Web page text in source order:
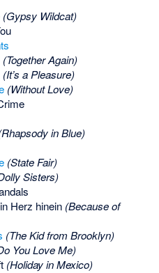
(Gypsy Wildcat)
(Together Again)
(It’s a Pleasure)
(Without Love)
in Blue)
(State Fair)
Sisters)
Herz hinein (Because of
(The Kid from Brooklyn)
You Love Me)
(Holiday in Mexico)